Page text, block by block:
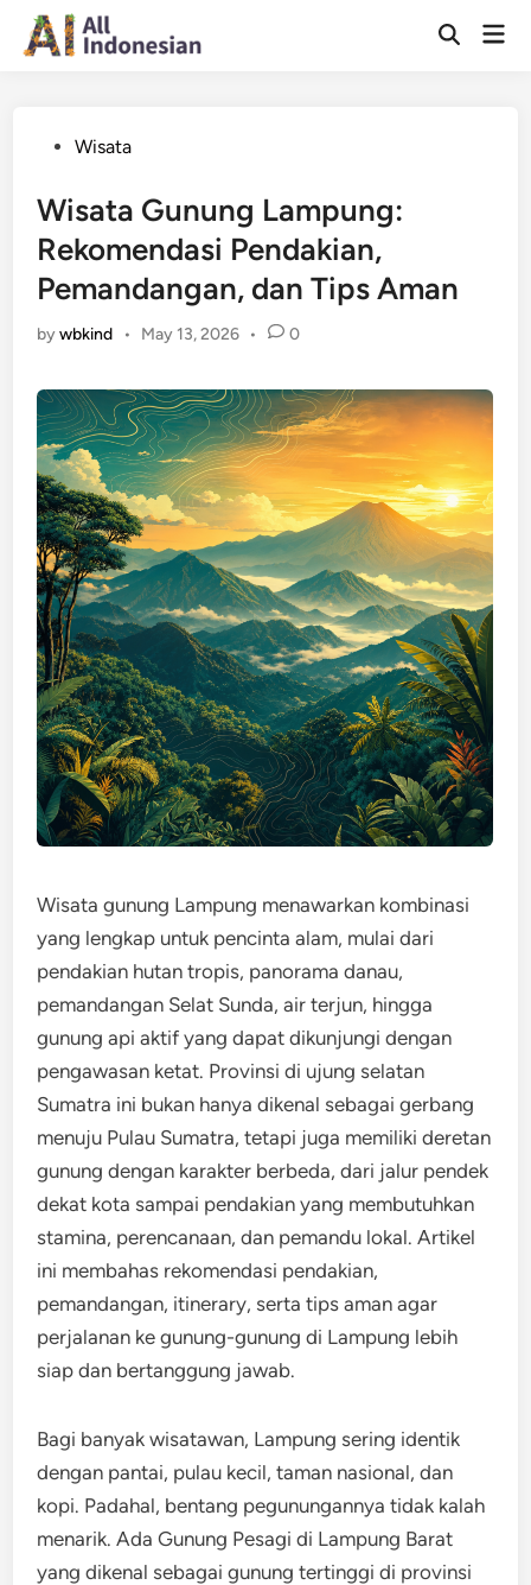
Skip
Open
PostedWisata
Wisata Gunung Lampung:
Rekomendasi Pendakian,
Pemandangan, dan Tips Aman
bywbkind • May 13, 2026 • 0
Wisata gunung Lampung menawarkan kombinasi
yang lengkap untuk pencinta alam, mulai dari
pendakian hutan tropis, panorama danau,
pemandangan Selat Sunda, air terjun, hingga
gunung api aktif yang dapat dikunjungi dengan
pengawasan ketat. Provinsi di ujung selatan
Sumatra ini bukan hanya dikenal sebagai gerbang
menuju Pulau Sumatra, tetapi juga memiliki deretan
gunung dengan karakter berbeda, dari jalur pendek
dekat kota sampai pendakian yang membutuhkan
stamina, perencanaan, dan pemandu lokal. Artikel
ini membahas rekomendasi pendakian,
pemandangan, itinerary, serta tips aman agar
perjalanan ke gunung-gunung di Lampung lebih
siap dan bertanggung jawab.
Bagi banyak wisatawan, Lampung sering identik
dengan pantai, pulau kecil, taman nasional, dan
kopi. Padahal, bentang pegunungannya tidak kalah
menarik. Ada Gunung Pesagi di Lampung Barat
yang dikenal sebagai gunung tertinggi di provinsi